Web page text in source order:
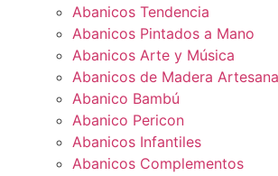
Abanicos Tendencia
Abanicos Pintados a Mano
Abanicos Arte y Música
Abanicos de Madera
Abanico Bambú
Abanico Pericon
Abanicos Infantiles
Abanicos Complementos